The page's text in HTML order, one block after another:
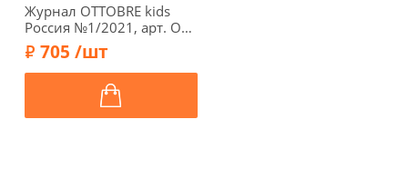
Журнал OTTOBRE kids
Россия №1/2021, арт. OT-
KR0121
705 /шт